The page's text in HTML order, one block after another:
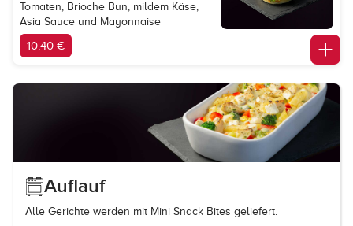
Tomaten, Brioche Bun, mildem Käse,
Asia Sauce und Mayonnaise
10,40 €
Auflauf
Alle Gerichte werden mit Mini Snack Bites geliefert.